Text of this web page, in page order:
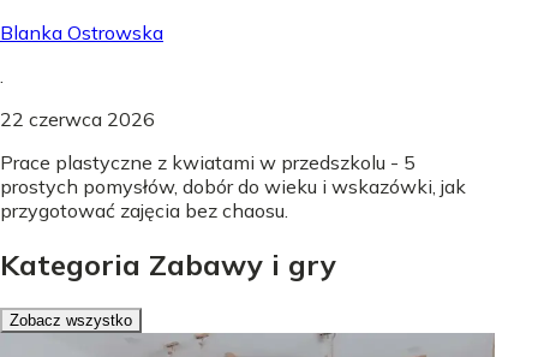
Blanka Ostrowska
.
22 czerwca 2026
Prace plastyczne z kwiatami w przedszkolu - 5
prostych pomysłów, dobór do wieku i wskazówki, jak
przygotować zajęcia bez chaosu.
Kategoria Zabawy i gry
Zobacz wszystko